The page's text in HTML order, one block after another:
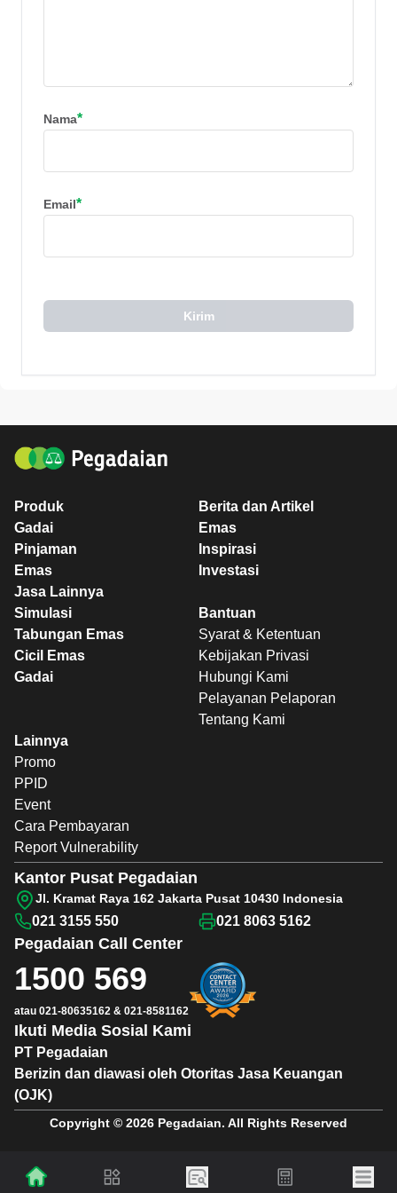
Nama*
Email*
Kirim
Produk
Gadai
Pinjaman
Emas
Jasa Lainnya
Berita dan Artikel
Emas
Inspirasi
Investasi
Simulasi
Tabungan Emas
Cicil Emas
Gadai
Bantuan
Syarat & Ketentuan
Kebijakan Privasi
Hubungi Kami
Pelayanan Pelaporan
Tentang Kami
Lainnya
Promo
PPID
Event
Cara Pembayaran
Report Vulnerability
PT Pegadaian
Berizin dan diawasi oleh Otoritas Jasa Keuangan
(OJK)
Ikuti Media Sosial Kami
Pegadaian Call Center
1500 569
atau 021-80635162 & 021-8581162
Kantor Pusat Pegadaian
Jl. Kramat Raya 162 Jakarta Pusat 10430 Indonesia
021 3155 550 021 8063 5162
Copyright © 2026 Pegadaian. All Rights Reserved